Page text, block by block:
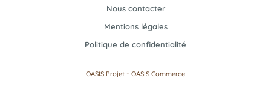
Nous contacter
Mentions légales
Politique de confidentialité
OASIS Projet - OASIS Commerce